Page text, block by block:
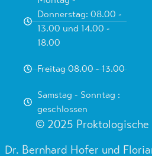
Donnerstag: 08.00 -
13.00 und 14.00 -
18.00
Freitag 08.00 - 13.00
Samstag - Sonntag :
geschlossen
© 2025 Proktologische
Dr. Bernhard Hofer und